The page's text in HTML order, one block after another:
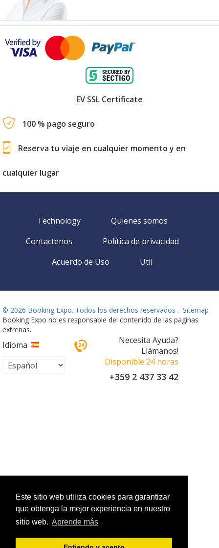
Este sitio web utiliza cookies para garantizar
que obtenga la mejor experiencia en nuestro
sitio web. Aprende más
EV SSL Certificate
100 % pago seguro
Reserva tu viaje en cualquier momento y en
cualquier lugar
Technology
Quienes somos
Contactenos
Política de privacidad
Acuerdo de Uso
Util
© 2026 Booking Expo. Todos los derechos reservados . Sitemap
Booking Expo no es responsable del contenido de las paginas
extrenas.
Idioma
Necesita Ayuda?
Llámanos!
Disponible 24 horas
+359 2 437 33 42